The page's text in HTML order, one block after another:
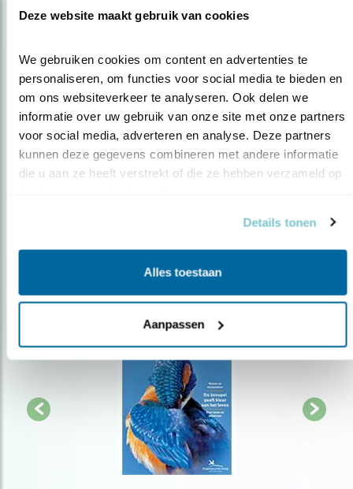
Deze website maakt gebruik van cookies
We gebruiken cookies om content en advertenties te
personaliseren, om functies voor social media te bieden en
om ons websiteverkeer te analyseren. Ook delen we
informatie over uw gebruik van onze site met onze partners
voor social media, adverteren en analyse. Deze partners
kunnen deze gegevens combineren met andere informatie
die u aan ze heeft verstrekt of die ze hebben verzameld op
Details tonen
Alles toestaan
Aanpassen
Op de hoogte blijven?
over vogels en activiteiten van Vogelbescherming.
AANMELDEN VOGELNIEUWS